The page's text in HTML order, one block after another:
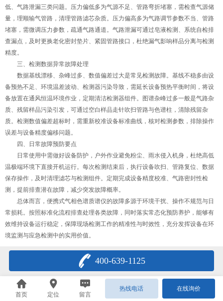
低、气路泄漏三类问题。压力偏低多为气源不足、管路弯折堵塞，需检查气源储
量，理顺输气管路，清理管路滤芯杂质。压力偏高多为气路调节参数不当、管路
堵塞，需微调压力参数，疏通气路通道。气路泄漏可通过皂液检测、系统自检排
查漏点，及时更换老化密封垫片、紧固管路接口，杜绝漏气影响样品分离与检测
精度。
三、检测数据异常故障处理
数据基线漂移、杂峰过多、数值偏差过大是常见检测故障。基线不稳多由设
备预热不足、环境温差波动、检测器污染导致，需延长设备预热平衡时间，将设
备放置在通风恒温环境作业，定期清洁检测器组件。图谱杂峰过多一般是气路杂
质、残留样品污染引发，可通过空白样品走针吹扫管路与色谱柱，清除残留杂
质。检测数值偏差超标时，需重新校准设备标准曲线，核对检测参数，排除操作
误差与设备精度偏移问题。
四、日常故障预防要点
日常使用中需做好设备防护，户外作业避免粉尘、雨水侵入机身，杜绝高低
温极端环境下直接开机运行。每次检测结束后，执行设备吹扫、管路复位、数据
保存操作，及时清理滤芯与检测组件。定期完成设备精度校准、气路密封性检
测，提前排查潜在故障，减少突发故障概率。
总体而言，便携式气相色谱质谱仪的故障多源于环境干扰、操作不规范与日
常损耗。按照标准化流程排查处理各类故障，同时落实常态化预防养护，能够有
效维持设备运行稳定，保障现场检测工作的精准性与时效性，充分发挥设备在环
境监测与应急检测中的实用价值。
400-639-1125
首页 定位 留言
热线电话 在线询价